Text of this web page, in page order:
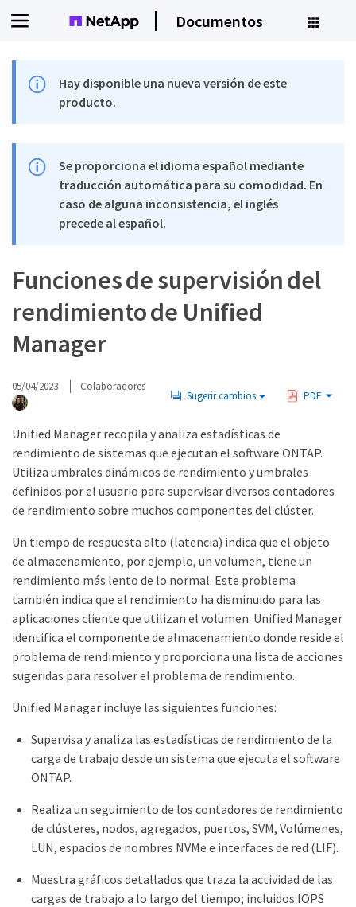
Documentos
Hay disponible una nueva versión de este
producto.
Se proporciona el idioma español mediante
traducción automática para su comodidad. En
caso de alguna inconsistencia, el inglés
precede al español.
Funciones de supervisión del
rendimiento de Unified
Manager
05/04/2023 Colaboradores
Sugerir cambios PDF
Unified Manager recopila y analiza estadísticas de
rendimiento de sistemas que ejecutan el software ONTAP.
Utiliza umbrales dinámicos de rendimiento y umbrales
definidos por el usuario para supervisar diversos contadores
de rendimiento sobre muchos componentes del clúster.
Un tiempo de respuesta alto (latencia) indica que el objeto
de almacenamiento, por ejemplo, un volumen, tiene un
rendimiento más lento de lo normal. Este problema
también indica que el rendimiento ha disminuido para las
aplicaciones cliente que utilizan el volumen. Unified Manager
identifica el componente de almacenamiento donde reside el
problema de rendimiento y proporciona una lista de acciones
sugeridas para resolver el problema de rendimiento.
Unified Manager incluye las siguientes funciones:
Supervisa y analiza las estadísticas de rendimiento de la
carga de trabajo desde un sistema que ejecuta el software
ONTAP.
Realiza un seguimiento de los contadores de rendimiento
de clústeres, nodos, agregados, puertos, SVM, Volúmenes,
LUN, espacios de nombres NVMe e interfaces de red (LIF).
Muestra gráficos detallados que traza la actividad de las
cargas de trabajo a lo largo del tiempo; incluidos IOPS